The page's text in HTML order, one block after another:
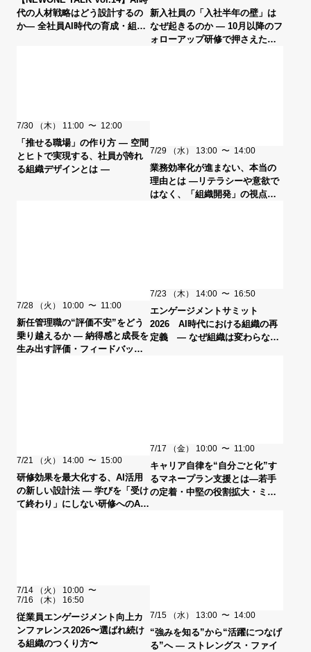
代の人材戦略はどう設計するの
か― 全社員AI時代の育成・組織
新入社員の「入社半年の壁」は
なぜ起きるのか ― 10月以降のフ
ォローアップ研修で押さえたい
7/30 （木） 11:00 〜 12:00
「推せる職場」の作り方 ― 空間
とヒトで実現する、社員が誇れ
る組織デザインとは ―
7/29 （水） 13:00 〜 14:00
業務効率化が進まない、本当の
理由とは ―リテラシーや意欲で
はなく、「組織開発」の視点か
7/28 （火） 10:00 〜 11:00
新任管理職の“評価不安”をどう
乗り越えるか ― 納得感と成長を
生み出す評価・フィードバッ
7/23 （木） 14:00 〜 16:50
エンゲージメントサミット
2026 AI時代における組織の再
定義 ― なぜ組織は変わらない
7/21 （火） 14:00 〜 15:00
研修効果を最大化する、AI活用
の新しい設計法 ― 学びを「受け
て終わり」にしない研修へのAI
7/17 （金） 10:00 〜 11:00
キャリア自律を“自分ごと化”す
るマネープラン支援とは―若手
の定着・中堅の役割拡大・ミド
7/14 （火） 10:00 〜
7/16
（木） 16:50
従業員エンゲージメント向上カ
ンファレンス2026〜選ばれ続け
る組織のつくり方〜
7/15 （水） 13:00 〜 14:00
“強みを知る”から“活躍につなげ
る”へ ― ストレングス・ファイ